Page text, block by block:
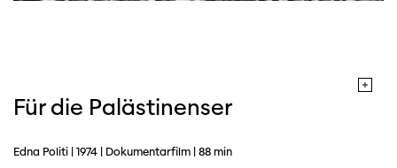
Für die Palästinenser
Edna Politi | 1974 | Dokumentarfilm | 88 min